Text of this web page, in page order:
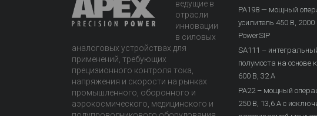
ведущие в
отрасли
инновации
в силовых
аналоговых устройствах для
применений, требующих
прецизионного контроля тока,
напряжения и скорости на рынках
промышленного, оборонного и
аэрокосмического, медицинского и
PA198 — мощный
усилитель 450 В,
PowerSIP
SA111 –
полумоста на основе
600 В, 32 А
PA22 – мощный
250 В, 13,6 А с